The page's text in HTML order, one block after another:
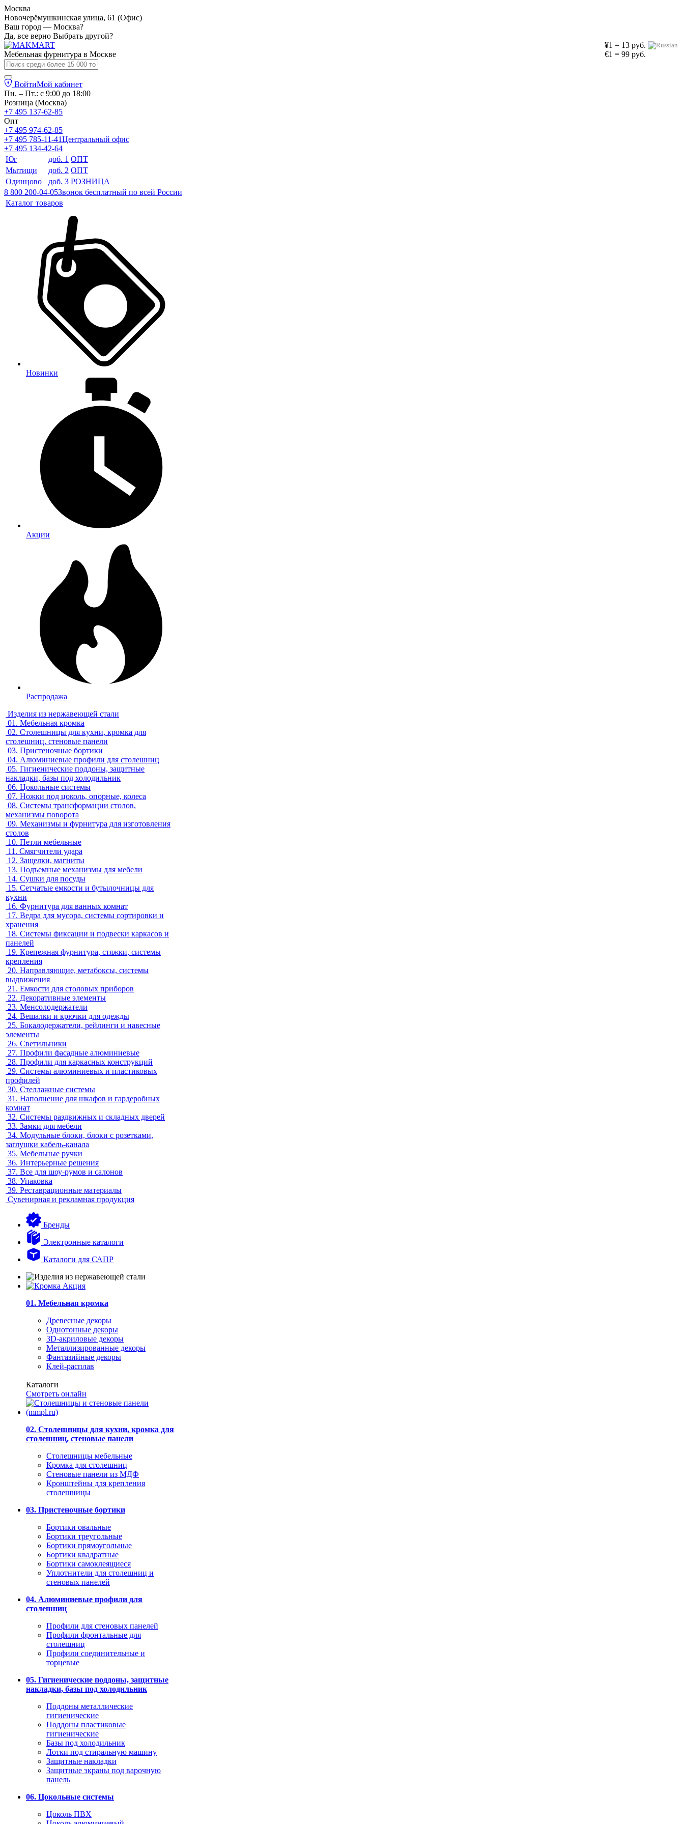
Москва
Новочерёмушкинская улица, 61 (Офис)
Ваш город — Москва?
Да, все верно Выбрать другой?
¥1 = 13 руб.
€1 = 99 руб.
Мебельная фурнитура в Москве
ВойтиМой кабинет
Пн. – Пт.: с 9:00 до 18:00
Розница (Москва)
+7 495 137-62-85
Опт
+7 495 974-62-85
+7 495 785-11-41Центральный офис
+7 495 134-42-64
Юг
доб. 1 ОПТ
Мытищи
доб. 2 ОПТ
Одинцово
доб. 3 РОЗНИЦА
8 800 200-04-05Звонок бесплатный по всей России
Каталог товаров
Новинки
Акции
Распродажа
Изделия из нержавеющей стали
01. Мебельная кромка
02. Столешницы для кухни, кромка для
столешниц, стеновые панели
03. Пристеночные бортики
04. Алюминиевые профили для столешниц
05. Гигиенические поддоны, защитные
накладки, базы под холодильник
06. Цокольные системы
07. Ножки под цоколь, опорные, колеса
08. Системы трансформации столов,
механизмы поворота
09. Механизмы и фурнитура для изготовления
столов
10. Петли мебельные
11. Смягчители удара
12. Защелки, магниты
13. Подъемные механизмы для мебели
14. Сушки для посуды
15. Сетчатые емкости и бутылочницы для
кухни
16. Фурнитура для ванных комнат
17. Ведра для мусора, системы сортировки и
хранения
18. Системы фиксации и подвески каркасов и
панелей
19. Крепежная фурнитура, стяжки, системы
крепления
20. Направляющие, метабоксы, системы
выдвижения
21. Емкости для столовых приборов
22. Декоративные элементы
23. Менсолодержатели
24. Вешалки и крючки для одежды
25. Бокалодержатели, рейлинги и навесные
элементы
26. Светильники
27. Профили фасадные алюминиевые
28. Профили для каркасных конструкций
29. Системы алюминиевых и пластиковых
профилей
30. Стеллажные системы
31. Наполнение для шкафов и гардеробных
комнат
32. Системы раздвижных и складных дверей
33. Замки для мебели
34. Модульные блоки, блоки с розетками,
заглушки кабель-канала
35. Мебельные ручки
36. Интерьерные решения
37. Все для шоу-румов и салонов
38. Упаковка
39. Реставрационные материалы
Сувенирная и рекламная продукция
Бренды
Электронные каталоги
Каталоги для САПР
01. Мебельная кромка
Древесные декоры
Однотонные декоры
3D-акриловые декоры
Металлизированные декоры
Фантазийные декоры
Клей-расплав
Каталоги
Смотреть онлайн
02. Столешницы для кухни, кромка для
столешниц, стеновые панели
Столешницы мебельные
Кромка для столешниц
Стеновые панели из МДФ
Кронштейны для крепления
столешницы
03. Пристеночные бортики
Бортики овальные
Бортики треугольные
Бортики прямоугольные
Бортики квадратные
Бортики самоклеящиеся
Уплотнители для столешниц и
стеновых панелей
04. Алюминиевые профили для
столешниц
Профили для стеновых панелей
Профили фронтальные для
столешниц
Профили соединительные и
торцевые
05. Гигиенические поддоны, защитные
накладки, базы под холодильник
Поддоны металлические
гигиенические
Поддоны пластиковые
гигиенические
Базы под холодильник
Лотки под стиральную машину
Защитные накладки
Защитные экраны под варочную
панель
06. Цокольные системы
Цоколь ПВХ